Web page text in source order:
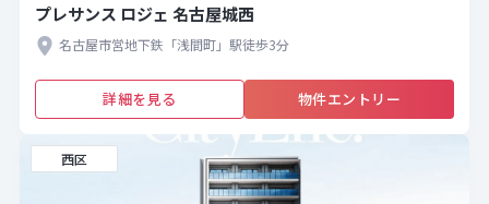
プレサンス ロジェ 名古屋城西
名古屋市営地下鉄「浅間町」駅徒歩3分
詳細を見る 物件エントリー
西区